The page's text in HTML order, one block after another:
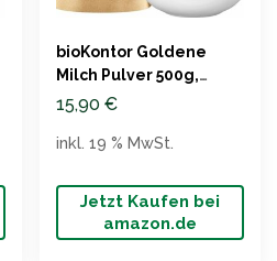
bioKontor Goldene
Milch Pulver 500g,
natürlich und
15,90 €
Jetzt Kaufen bei
amazon.de
inkl. 19 % MwSt.